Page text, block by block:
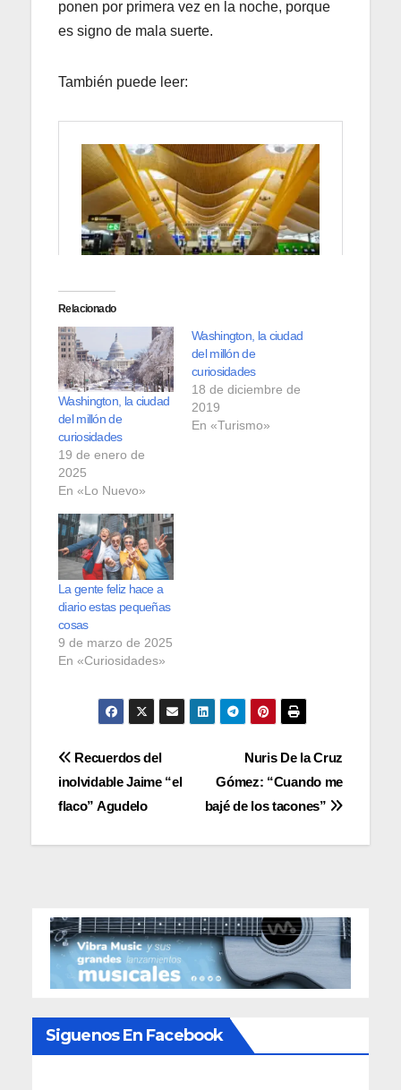
ponen por primera vez en la noche, porque
es signo de mala suerte.
También puede leer:
Relacionado
Washington, la ciudad
del millón de
curiosidades
19 de enero de
2025
En «Lo Nuevo»
Washington, la ciudad
del millón de
curiosidades
18 de diciembre de
2019
En «Turismo»
La gente feliz hace a
diario estas pequeñas
cosas
9 de marzo de 2025
En «Curiosidades»
Navegación
de
entradas
Nuris De la Cruz
Gómez: “Cuando me
bajé de los tacones”
Recuerdos del
inolvidable Jaime “el
flaco” Agudelo
Siguenos En Facebook